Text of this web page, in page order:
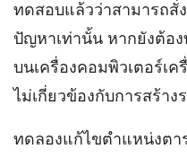
ทดสอบแล้วว่าสามารถสั่
ปัญหาเท่านั้น หากยังต้อ
บนเครื่องคอมพิวเตอร์เ
ไม่เกี่ยวข้องกับการสร้าง
ทดลองแก้ไขตำแหน่งตา